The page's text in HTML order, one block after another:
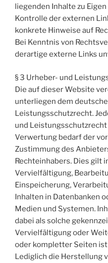
liegenden Inhalte zu
Kontrolle der externen
konkrete Hinweise auf
Bei Kenntnis von
derartige externe Links
§ 3 Urheber- und
Die auf dieser Website
unterliegen dem
Leistungsschutzrecht.
und
Verwertung bedarf der
Zustimmung des
Rechteinhabers. Dies gilt
Vervielfältigung,
Einspeicherung,
Inhalten in Datenbanken
Medien und Systemen.
dabei als solche
Vervielfältigung oder
oder kompletter Seiten
Lediglich die Herstellung